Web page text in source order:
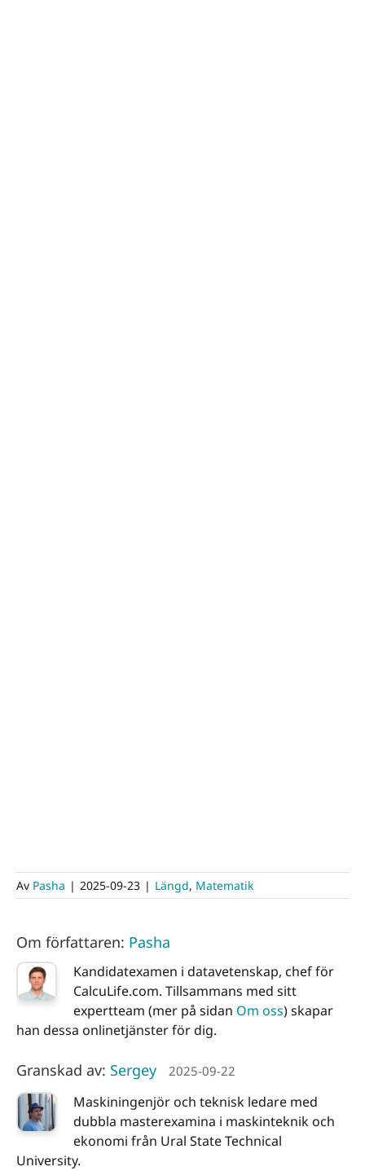
Av Pasha | 2025-09-23 | Längd, Matematik
Om författaren: Pasha
Kandidatexamen i datavetenskap, chef för
CalcuLife.com. Tillsammans med sitt
expertteam (mer på sidan Om oss) skapar
han dessa onlinetjänster för dig.
Granskad av: Sergey 2025-09-22
Maskiningenjör och teknisk ledare med
dubbla masterexamina i maskinteknik och
ekonomi från Ural State Technical
University.